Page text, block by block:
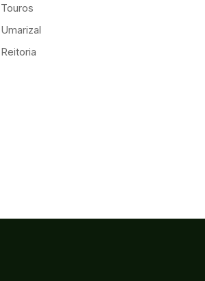
Touros
Umarizal
Reitoria